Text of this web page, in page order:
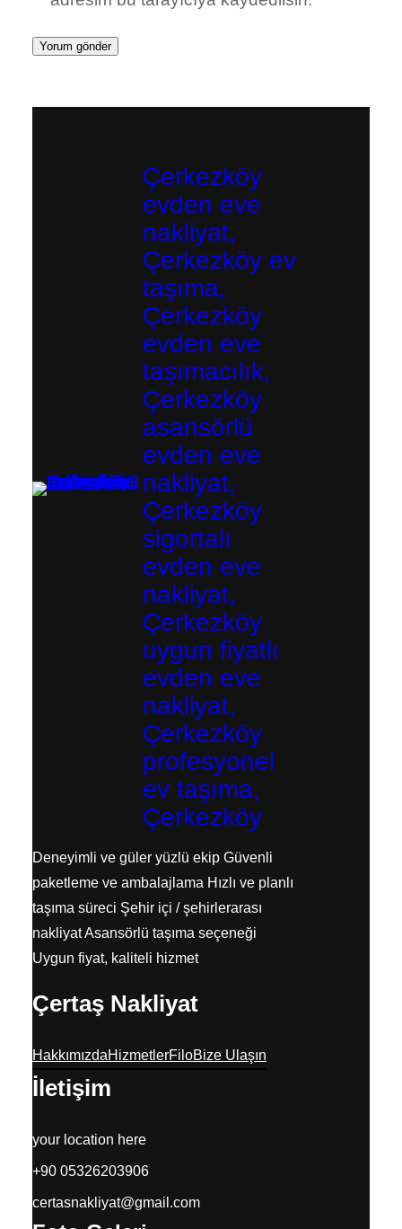
Çerkezköy
evden eve
nakliyat,
Çerkezköy ev
taşıma,
Çerkezköy
evden eve
taşımacılık,
Çerkezköy
asansörlü
evden eve
nakliyat,
Çerkezköy
sigortalı
evden eve
nakliyat,
Çerkezköy
uygun fiyatlı
evden eve
nakliyat,
Çerkezköy
profesyonel
ev taşıma,
Çerkezköy
Deneyimli ve güler yüzlü ekip Güvenli
paketleme ve ambalajlama Hızlı ve planlı
taşıma süreci Şehir içi / şehirlerarası
nakliyat Asansörlü taşıma seçeneği
Uygun fiyat, kaliteli hizmet
Çertaş Nakliyat
HakkımızdaHizmetlerFiloBize Ulaşın
İletişim
your location here
+90 05326203906
certasnakliyat@gmail.com